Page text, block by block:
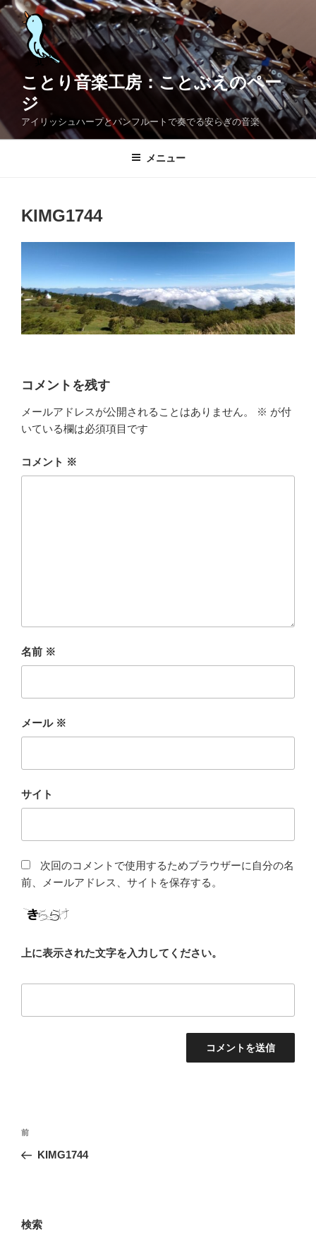
コ
ン
テ
キ
ッ
ことり音楽工房：ことぶえのペー
ジ
アイリッシュハープとパンフルートで奏でる安らぎの音楽
メニュー
KIMG1744
コメントを残す
メールアドレスが公開されることはありません。 ※ が付
いている欄は必須項目です
コメント ※
名前 ※
メール ※
サイト
次回のコメントで使用するためブラウザーに自分の名
前、メールアドレス、サイトを保存する。
上に表示された文字を入力してください。
投
ナ
ー
前
の
前
KIMG1744
検索